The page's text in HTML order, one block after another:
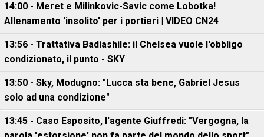
14:00 - Meret e Milinkovic-Savic come Lobotka!
Allenamento 'insolito' per i portieri | VIDEO CN24
13:56 - Trattativa Badiashile: il Chelsea vuole l'obbligo
condizionato, il punto - SKY
13:50 - Sky, Modugno: "Lucca sta bene, Gabriel Jesus
solo ad una condizione"
13:45 - Caso Esposito, l'agente Giuffredi: "Vergogna, la